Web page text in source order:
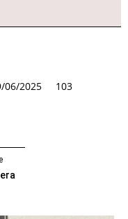
06/2025 103